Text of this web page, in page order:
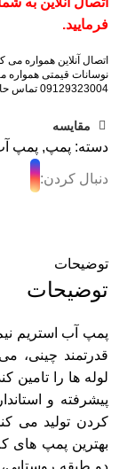
فرمایید.
اتصال آنلاین همواره
نوسانات قیمتی همواره
09129323004 تماس حاصل فرمایید.
مقایسه
دسته: پمپ, پمپ
دنبال کردن:
توضیحات
توضیحات
قدرتمند چینی،
لوله ها را تامین
پیشرفته و
بهترین پمپ های
دو طبقه